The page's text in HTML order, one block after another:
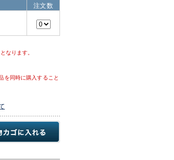
注文数
なります。
を同時に購入すること